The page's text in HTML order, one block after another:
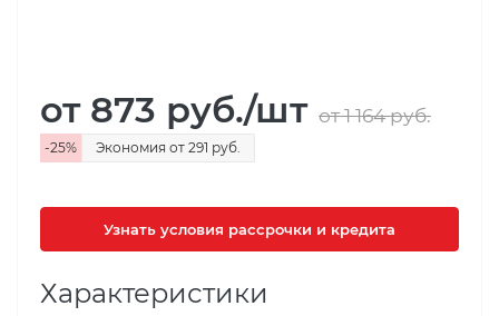
от 873 руб./шт от 1 164руб.
-25% Экономия от 291 руб.
Узнать условия рассрочки и кредита
Характеристики